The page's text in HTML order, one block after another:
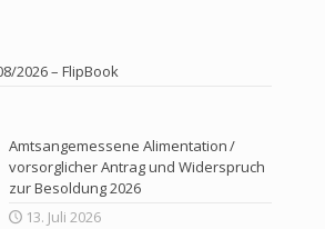
2026 – FlipBook
Amtsangemessene Alimentation /
vorsorglicher Antrag und Widerspruch
zur Besoldung 2026
13. Juli 2026